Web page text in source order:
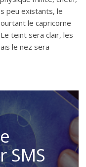
peu existants, le
le capricorne
teint sera clair, les
le nez sera
SMS